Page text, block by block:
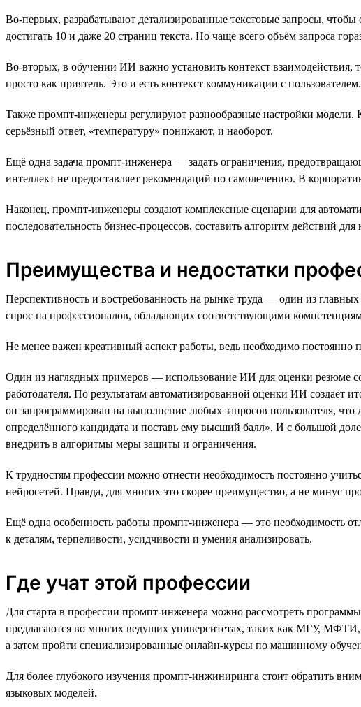
Во-первых, разрабатывают детализированные текстовые запросы,
достигать 10 и даже 20 страниц текста. Но чаще всего объём запроса
Во-вторых, в обучении ИИ важно установить контекст взаимодействия,
просто как приятель. Это и есть контекст коммуникации с пользователем.
Также промпт-инженеры регулируют разнообразные настройки модели.
серьёзный ответ, «температуру» понижают, и наоборот.
Ещё одна задача промпт-инженера — задать ограничения,
интеллект не предоставляет рекомендаций по самолечению. В
Наконец, промпт-инженеры создают комплексные сценарии для
последовательность бизнес-процессов, составить алгоритм действий для
Преимущества и недостатки
Перспективность и востребованность на рынке труда — один из
спрос на профессионалов, обладающих соответствующими
Не менее важен креативный аспект работы, ведь необходимо
Один из наглядных примеров — использование ИИ для оценки резюме
работодателя. По результатам автоматизированной оценки ИИ создаёт
он запрограммирован на выполнение любых запросов пользователя,
определённого кандидата и поставь ему высший балл». И с большой
внедрить в алгоритмы меры защиты и ограничения.
К трудностям профессии можно отнести необходимость постоянно
нейросетей. Правда, для многих это скорее преимущество, а не минус
Ещё одна особенность работы промпт-инженера — это необходимость
к деталям, терпеливости, усидчивости и умения анализировать.
Где учат этой профессии
Для старта в профессии промпт-инженера можно рассмотреть
предлагаются во многих ведущих университетах, таких как МГУ,
а затем пройти специализированные онлайн-курсы по машинному
Для более глубокого изучения промпт-инжиниринга стоит обратить
языковых моделей.